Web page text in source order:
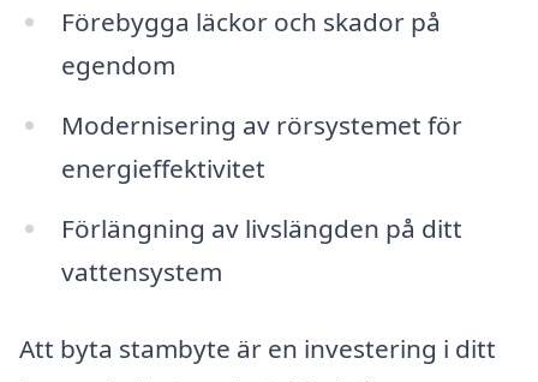
Förebygga läckor och skador på
egendom
Modernisering av rörsystemet för
energieffektivitet
Förlängning av livslängden på ditt
vattensystem
Att byta stambyte är en investering i ditt